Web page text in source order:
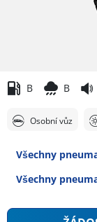
B B
Osobní vůz
Všechny
Všechny